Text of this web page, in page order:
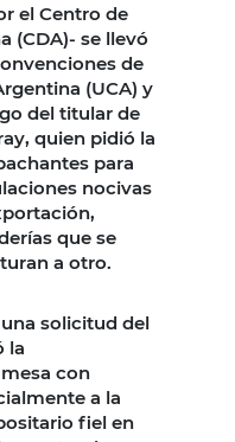
el Centro de
(CDA)- se llevó
de
(UCA) y
del titular de
quien pidió la
para
nocivas
que se
a otro.
solicitud del
la
con
a la
fiel en